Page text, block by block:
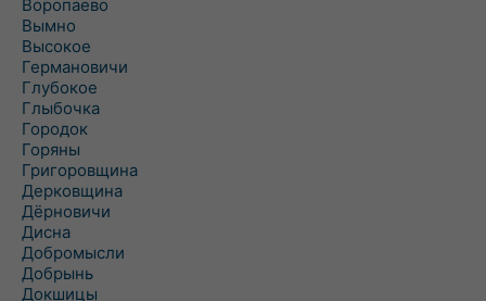
Воропаево
Вымно
Высокое
Германовичи
Глубокое
Глыбочка
Городок
Горяны
Григоровщина
Дерковщина
Дёрновичи
Дисна
Добромысли
Добрынь
Докшицы